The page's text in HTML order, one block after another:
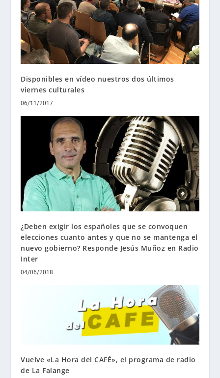
Disponibles en vídeo nuestros dos últimos
viernes culturales
06/11/2017
¿Deben exigir los españoles que se convoquen
elecciones cuanto antes y que no se mantenga el
nuevo gobierno? Responde Jesús Muñoz en Radio
Inter
04/06/2018
Vuelve «La Hora del CAFÉ», el programa de radio
de La Falange